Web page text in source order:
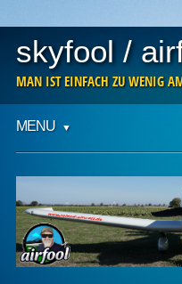
skyfool /
MAN IST EINFACH ZU WENIG
Main menu
content
MENU